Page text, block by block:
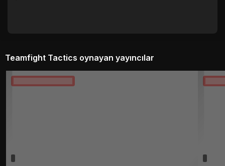
Teamfight Tactics oynayan yayıncılar